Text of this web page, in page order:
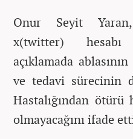
Onur Seyit
x(twitter) hesabı
açıklamada
ve tedavi sürecinin
Hastalığından
olmayacağını ifade